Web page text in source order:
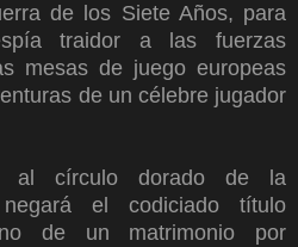
de los Siete Años, para
traidor a las fuerzas
mesas de juego europeas
de un célebre jugador
al círculo dorado de la
el codiciado título
de un matrimonio por